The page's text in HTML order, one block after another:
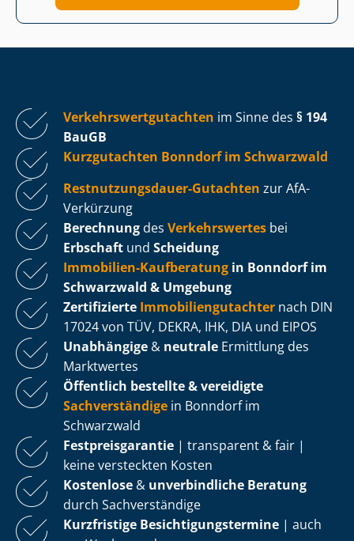
Ver­kehrs­wert­gut­ach­ten im Sinne des § 194
BauGB
Kurzgutachten Bonndorf im Schwarzwald
Rest­nut­zungs­dau­er-Gutachten zur AfA-
Verkürzung
Berechnung des Verkehrswertes bei
Erbschaft und Scheidung
Immobilien-Kaufberatung in Bonndorf im
Schwarzwald & Umgebung
Zertifizierte Im­mo­bi­li­en­gut­ach­ter nach DIN
17024 von TÜV, DEKRA, IHK, DIA und EIPOS
Unabhängige & neutrale Ermittlung des
Marktwertes
Öffentlich bestellte & vereidigte
Sachverständige in Bonndorf im
Schwarzwald
Fest­preis­ga­ran­tie | transparent & fair |
keine versteckten Kosten
Kostenlose & unverbindliche Beratung
durch Sachverständige
Kurzfristige Be­sich­ti­gungs­ter­mi­ne | auch